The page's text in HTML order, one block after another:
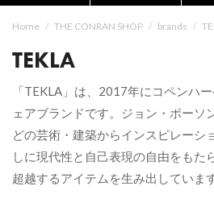
Home / THE CONRAN SHOP / brands /
TEKLA
「TEKLA」は、2017年にコペンハ
ェアブランドです。ジョン・ポーソ
どの芸術・建築からインスピレーシ
しに現代性と自己表現の自由をもた
超越するアイテムを生み出しています